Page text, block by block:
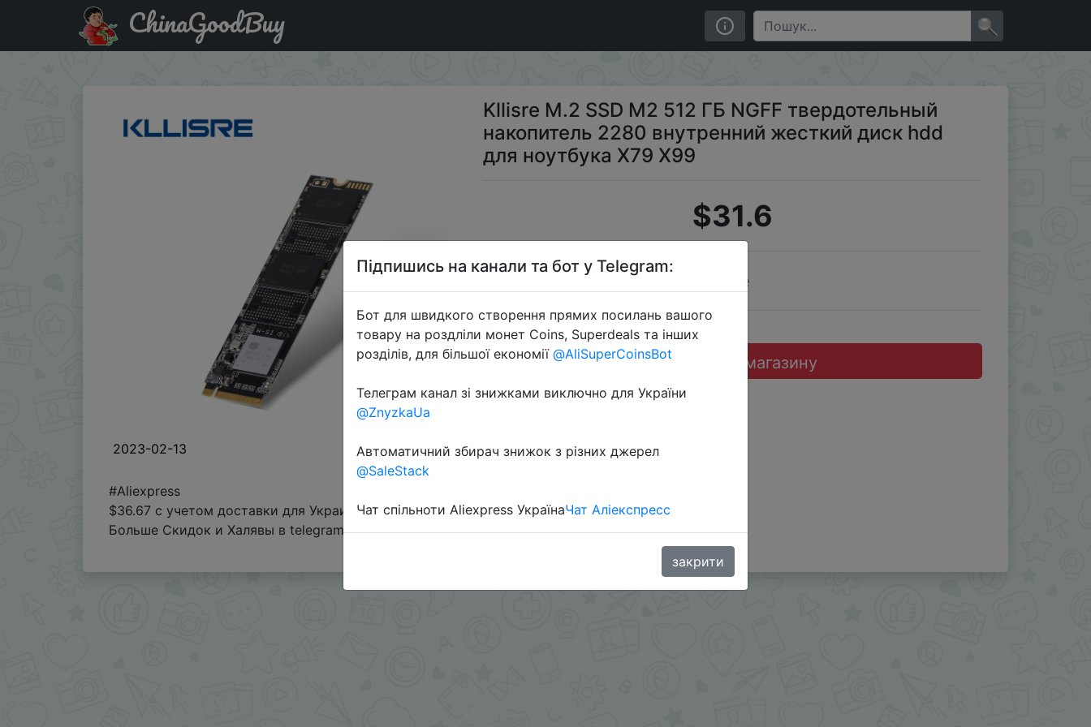
Купити на розпродажі Kllisre M.2 SSD M2 512 ГБ NGFF твердотельный накопитель 2280 внутренний жесткий диск hdd для ноутбука X79 X99
ChinaGoodBuy
2023-02-13
Kllisre M.2 SSD M2 512 ГБ NGFF твердотельный
накопитель 2280 внутренний жесткий диск hdd
для ноутбука X79 X99
$31.6
Sale
Перейти до магазину
#Aliexpress
$36.67 с учетом доставки для Украины.
Больше Скидок и Халявы в telegramt.me/%2B8jHVizJO6XY3M2Qy
Підпишись на канали та бот у Telegram:
Бот для швидкого створення прямих посилань вашого
товару на роздліли монет Coins, Superdeals та інших
розділів, для більшої економії @AliSuperCoinsBot
Телеграм канал зі знижками виключно для України
@ZnyzkaUa
Автоматичний збирач знижок з різних джерел
@SaleStack
Чат спільноти Aliexpress УкраїнаЧат Аліекспресс
закрити